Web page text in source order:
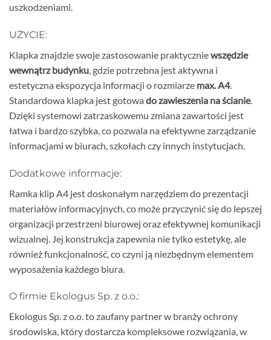
uszkodzeniami.
UŻYCIE:
Klapka znajdzie swoje zastosowanie praktyczniewszędzie
wewnątrz budynku , gdzie potrzebna jest aktywna i
estetyczna ekspozycja informacji o rozmiarze max. A4.
Standardowa klapka jest gotowa do zawieszenia na ścianie.
Dzięki systemowi zatrzaskowemu zmiana zawartości jest
łatwa i bardzo szybka, co pozwala na efektywne zarządzanie
informacjami w biurach, szkołach czy innych instytucjach.
Dodatkowe informacje:
Ramka klip A4 jest doskonałym narzędziem do prezentacji
materiałów informacyjnych, co może przyczynić się do lepszej
organizacji przestrzeni biurowej oraz efektywnej komunikacji
wizualnej. Jej konstrukcja zapewnia nie tylko estetykę, ale
również funkcjonalność, co czyni ją niezbędnym elementem
wyposażenia każdego biura.
O firmie Ekologus Sp. z o.o.:
Ekologus Sp. z o.o. to zaufany partner w branży ochrony
środowiska, który dostarcza kompleksowe rozwiązania, w